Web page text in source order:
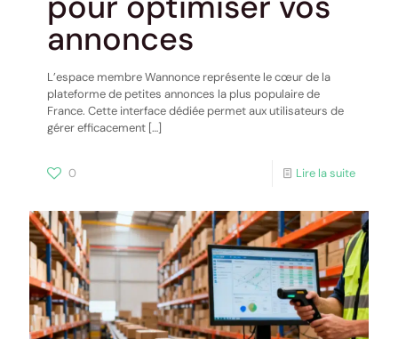
annonces
L’espace membre Wannonce représente le cœur de la
plateforme de petites annonces la plus populaire de
France. Cette interface dédiée permet aux utilisateurs de
gérer efficacement […]
0 Lire la suite